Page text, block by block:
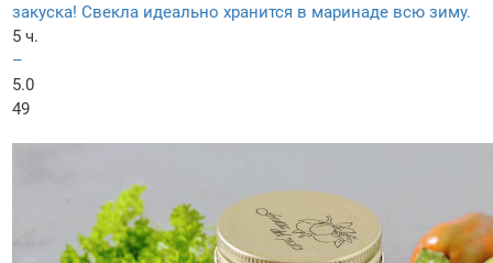
закуска! Свекла идеально хранится в маринаде всю зиму.
5 ч.
–
5.0
49